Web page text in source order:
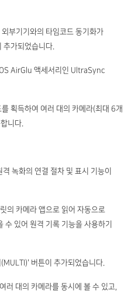
부기기와의 타임코드 동기화가
추가되었습니다.
AirGlu 액세서리인 UltraSync
획득하여 여러 대의 카메라(최대 6개
니다.
녹화의 연결 절차 및 표시 기능이
의 카메라 앱으로 읽어 자동으로
있어 원격 기록 기능을 사용하기
버튼이 추가되었습니다.
러 대의 카메라를 동시에 볼 수 있고,